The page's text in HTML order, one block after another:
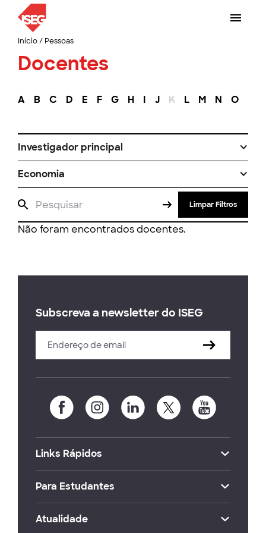
Início/ Pessoas
Docentes
A B C D E F G H I J K L M N O
Investigador principal
Economia
Limpar Filtros
Não foram encontrados docentes.
Subscreva a newsletter do ISEG
Links Rápidos
Para Estudantes
Atualidade